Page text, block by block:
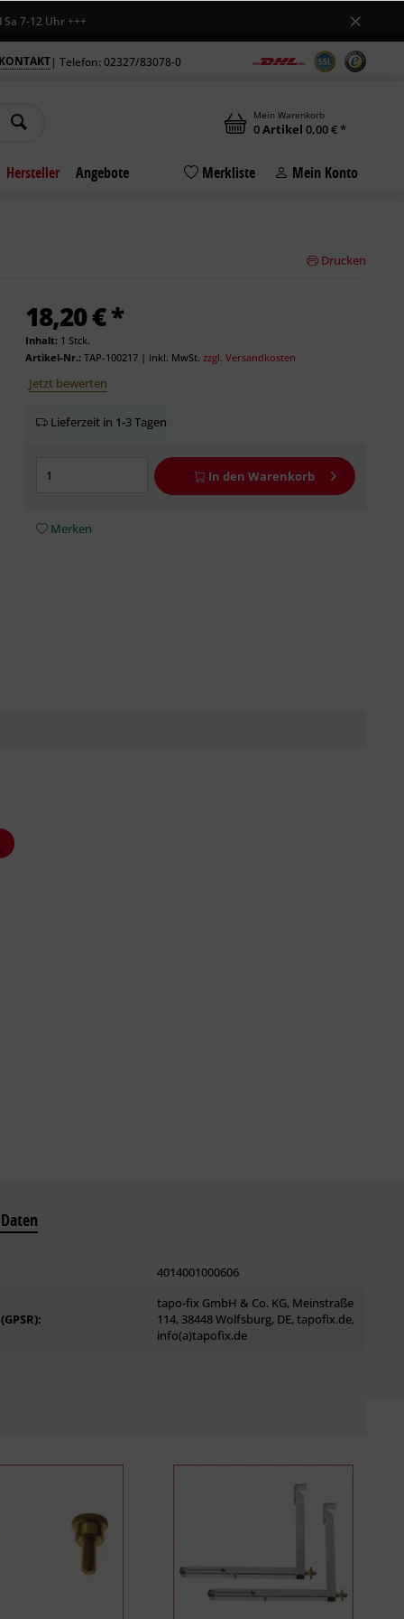
Uhr +++
KONTAKT| Telefon: 02327/83078-0
Mein Warenkorb
0Artikel 0,00 € *
Hersteller Angebote Merkliste Mein Konto
Drucken
18,20 € *
Inhalt: 1 Stck.
Artikel-Nr.: TAP-100217| inkl. MwSt. zzgl. Versandkosten
Jetzt bewerten
Lieferzeit in 1-3 Tagen
In den Warenkorb
Merken
4014001000606
tapo-fix GmbH & Co. KG, Meinstraße
114, 38448 Wolfsburg, DE, tapofix.de,
info(a)tapofix.de